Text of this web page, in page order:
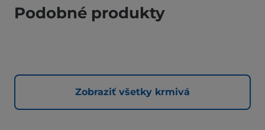
Podobné produkty
Zobraziť všetky krmivá